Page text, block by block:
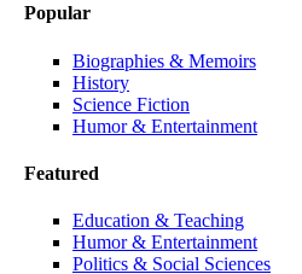
Popular
Biographies & Memoirs
History
Science Fiction
Humor & Entertainment
Featured
Education & Teaching
Humor & Entertainment
Politics & Social Sciences